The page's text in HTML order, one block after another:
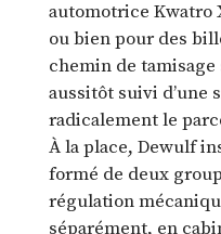
automotrice Kwatro
ou bien pour des
chemin de
aussitôt suivi d’une
radicalement le
À la place, Dewulf
formé de deux
régulation
séparément, en